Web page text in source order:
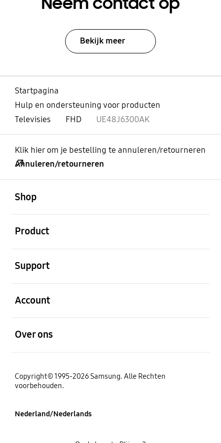
Bekijk meer
Startpagina
Hulp en ondersteuning voor producten
Televisies
FHD UE48J6300AK
Klik hier om je bestelling te annuleren/retourneren
Annuleren/retourneren
Shop
Product
Support
Account
Over ons
Copyright© 1995-2026 Samsung. Alle Rechten
voorbehouden.
Nederland/Nederlands